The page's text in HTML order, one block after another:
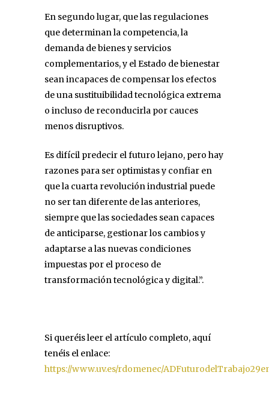
En segundo lugar, que las regulaciones
que determinan la competencia, la
demanda de bienes y servicios
complementarios, y el Estado de bienestar
sean incapaces de compensar los efectos
de una sustituibilidad tecnológica extrema
o incluso de reconducirla por cauces
menos disruptivos.
Es difícil predecir el futuro lejano, pero hay
razones para ser optimistas y confiar en
que la cuarta revolución industrial puede
no ser tan diferente de las anteriores,
siempre que las sociedades sean capaces
de anticiparse, gestionar los cambios y
adaptarse a las nuevas condiciones
impuestas por el proceso de
transformación tecnológica y digital.”.
Si queréis leer el artículo completo, aquí
tenéis el enlace:
https://www.uv.es/rdomenec/